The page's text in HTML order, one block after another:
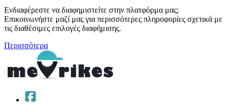
Ενδιαφέρεστε να διαφημιστείτε στην πλατφόρμα μας;
Επικοινωνήστε μαζί μας για περισσότερες πληροφορίες σχετικά με
τις διαθέσιμες επιλογές διαφήμισης.
Περισσότερα